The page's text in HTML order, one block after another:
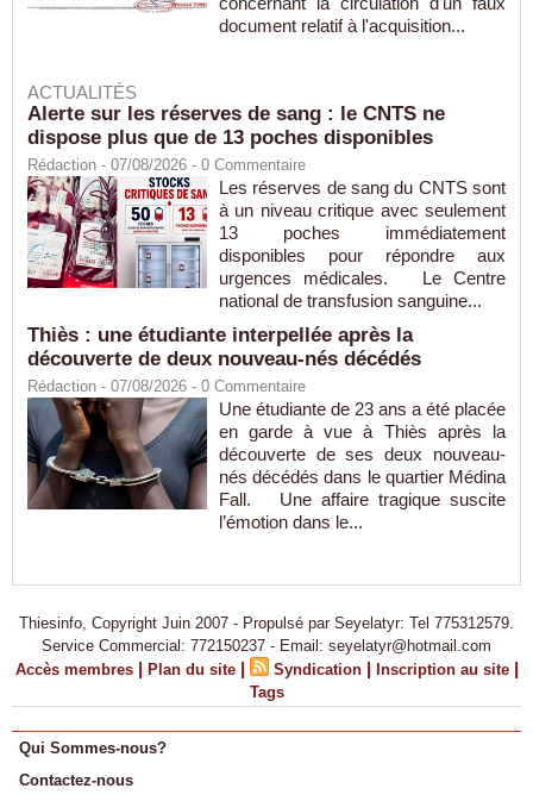
document relatif à l'acquisition...
ACTUALITÉS
Alerte sur les réserves de sang : le CNTS ne
dispose plus que de 13 poches disponibles
Rédaction - 07/08/2026 - 0 Commentaire
Les réserves de sang du CNTS sont
à un niveau critique avec seulement
13 poches immédiatement
disponibles pour répondre aux
urgences médicales. Le Centre
national de transfusion sanguine...
Thiès : une étudiante interpellée après la
découverte de deux nouveau-nés décédés
Rédaction - 07/08/2026 - 0 Commentaire
Une étudiante de 23 ans a été placée
en garde à vue à Thiès après la
découverte de ses deux nouveau-
nés décédés dans le quartier Médina
Fall. Une affaire tragique suscite
l’émotion dans le...
Thiesinfo, Copyright Juin 2007 - Propulsé par Seyelatyr: Tel 775312579.
Service Commercial: 772150237 - Email: seyelatyr@hotmail.com
Accès membres | Plan du site | Syndication | Inscription au site |
Tags
Qui Sommes-nous?
Contactez-nous